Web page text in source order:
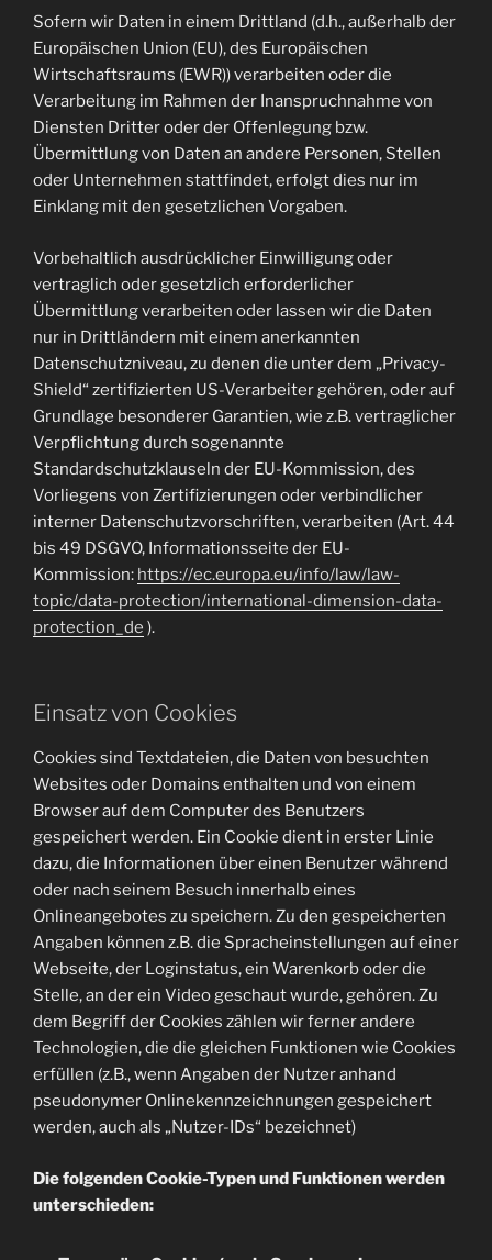
Sofern wir Daten in einem Drittland (d.h., außerhalb der
Europäischen Union (EU), des Europäischen
Wirtschaftsraums (EWR)) verarbeiten oder die
Verarbeitung im Rahmen der Inanspruchnahme von
Diensten Dritter oder der Offenlegung bzw.
Übermittlung von Daten an andere Personen, Stellen
oder Unternehmen stattfindet, erfolgt dies nur im
Einklang mit den gesetzlichen Vorgaben.
Vorbehaltlich ausdrücklicher Einwilligung oder
vertraglich oder gesetzlich erforderlicher
Übermittlung verarbeiten oder lassen wir die Daten
nur in Drittländern mit einem anerkannten
Datenschutzniveau, zu denen die unter dem „Privacy-
Shield“ zertifizierten US-Verarbeiter gehören, oder auf
Grundlage besonderer Garantien, wie z.B. vertraglicher
Verpflichtung durch sogenannte
Standardschutzklauseln der EU-Kommission, des
Vorliegens von Zertifizierungen oder verbindlicher
interner Datenschutzvorschriften, verarbeiten (Art. 44
bis 49 DSGVO, Informationsseite der EU-
Kommission: https://ec.europa.eu/info/law/law-
topic/data-protection/international-dimension-data-
protection_de ).
Einsatz von Cookies
Cookies sind Textdateien, die Daten von besuchten
Websites oder Domains enthalten und von einem
Browser auf dem Computer des Benutzers
gespeichert werden. Ein Cookie dient in erster Linie
dazu, die Informationen über einen Benutzer während
oder nach seinem Besuch innerhalb eines
Onlineangebotes zu speichern. Zu den gespeicherten
Angaben können z.B. die Spracheinstellungen auf einer
Webseite, der Loginstatus, ein Warenkorb oder die
Stelle, an der ein Video geschaut wurde, gehören. Zu
dem Begriff der Cookies zählen wir ferner andere
Technologien, die die gleichen Funktionen wie Cookies
erfüllen (z.B., wenn Angaben der Nutzer anhand
pseudonymer Onlinekennzeichnungen gespeichert
werden, auch als „Nutzer-IDs“ bezeichnet)
Die folgenden Cookie-Typen und Funktionen werden
unterschieden: